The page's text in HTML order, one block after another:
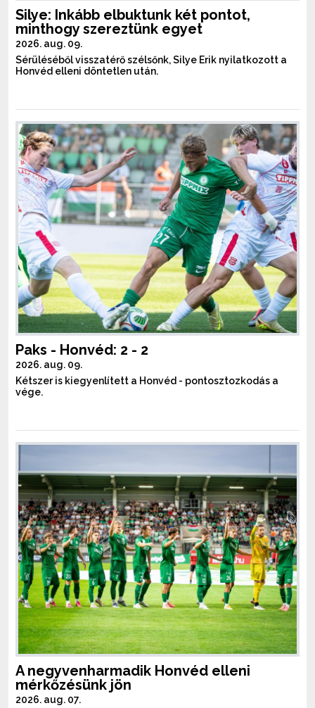
Silye: Inkább elbuktunk két pontot,
minthogy szereztünk egyet
2026. aug. 09.
Sérüléséből visszatérő szélsőnk, Silye Erik nyilatkozott a
Honvéd elleni döntetlen után.
Paks - Honvéd: 2 - 2
2026. aug. 09.
Kétszer is kiegyenlített a Honvéd - pontosztozkodás a
vége.
A negyvenharmadik Honvéd elleni
mérkőzésünk jön
2026. aug. 07.